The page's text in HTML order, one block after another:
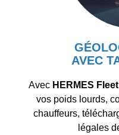
AVEC
Avec HERMES
vos poids lourds,
chauffeurs,
légales